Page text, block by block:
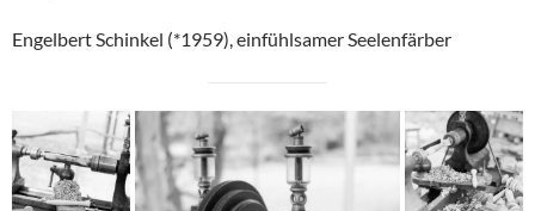
Engelbert Schinkel (*1959), einfühlsamer Seelenfärber